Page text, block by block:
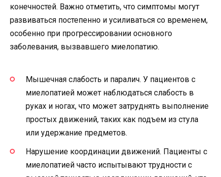
конечностей. Важно отметить, что симптомы могут
развиваться постепенно и усиливаться со временем,
особенно при прогрессировании основного
заболевания, вызвавшего миелопатию.
Мышечная слабость и паралич. У пациентов с
миелопатией может наблюдаться слабость в
руках и ногах, что может затруднять выполнение
простых движений, таких как подъем из стула
или удержание предметов.
Нарушение координации движений. Пациенты с
миелопатией часто испытывают трудности с